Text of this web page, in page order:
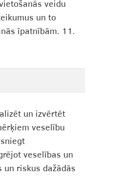
veidu
un to
īpatnībām. 11.
un izvērtēt
veselību
veselības un
riskus dažādās